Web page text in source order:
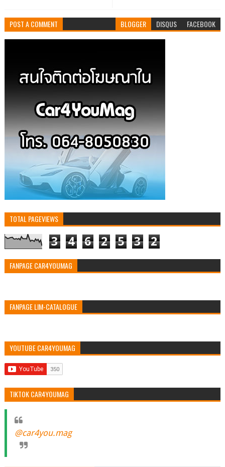
POST A COMMENT BLOGGER DISQUS FACEBOOK
TOTAL PAGEVIEWS
3 4 6 2 5 3 2
FANPAGE CAR4YOUMAG
FANPAGE LIM-CATALOGUE
YOUTUBE CAR4YOUMAG
TIKTOK CAR4YOUMAG
@car4you.mag